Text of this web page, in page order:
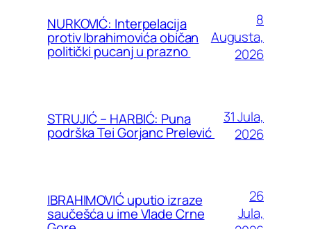
NURKOVIĆ: Interpelacija
protiv Ibrahimovića običan
politički pucanj u prazno
8
Augusta,
2026
STRUJIĆ – HARBIĆ: Puna
podrška Tei Gorjanc Prelević
31 Jula,
2026
IBRAHIMOVIĆ uputio izraze
saučešća u ime Vlade Crne
26
Jula,